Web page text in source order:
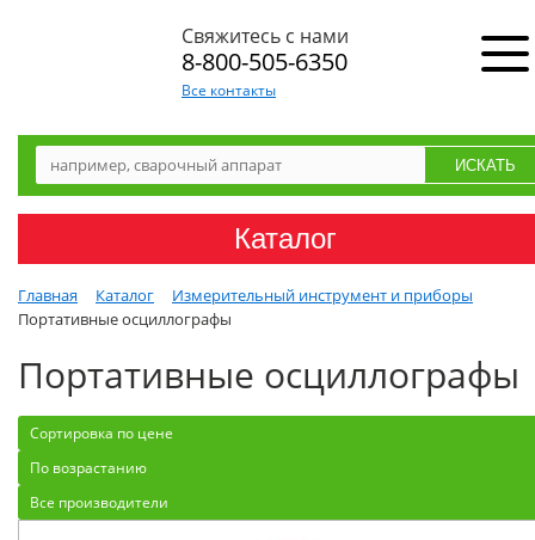
Свяжитесь с нами
8-800-505-6350
Все контакты
Каталог
Главная Каталог
Измерительный инструмент и приборы
Портативные осциллографы
Портативные осциллографы
Сортировка по цене
По возрастанию
Все производители